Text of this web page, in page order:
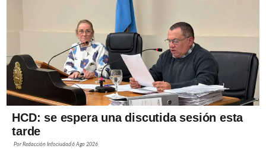
HCD: se espera una discutida sesión esta
tarde
PorRedacción Infociudad6 Ago 2026